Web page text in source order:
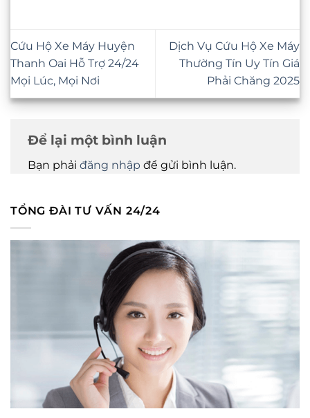
Cứu Hộ Xe Máy Huyện
Thanh Oai Hỗ Trợ 24/24
Mọi Lúc, Mọi Nơi
Dịch Vụ Cứu Hộ Xe Máy
Thường Tín Uy Tín Giá
Phải Chăng 2025
Để lại một bình luận
Bạn phải đăng nhập để gửi bình luận.
TỔNG ĐÀI TƯ VẤN 24/24